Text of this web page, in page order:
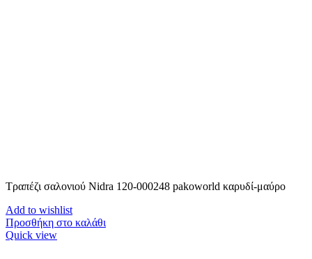
Τραπέζι σαλονιού Nidra 120-000248 pakoworld καρυδί-μαύρο
Add to wishlist
Προσθήκη στο καλάθι
Quick view